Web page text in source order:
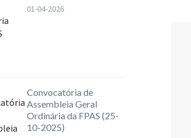
01-04-2026
Convocatória de
Assembleia Geral
Ordinária da FPAS (25-
10-2025)